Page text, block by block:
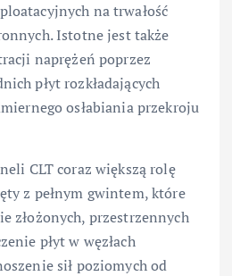
na trwałość
Istotne jest także
naprężeń poprzez
płyt rozkładających
osłabiania przekroju
CLT coraz większą rolę
z pełnym gwintem, które
złożonych, przestrzennych
płyt w węzłach
sił poziomych od